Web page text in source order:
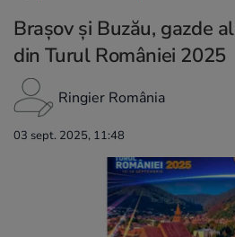
Brașov și Buzău, gazde
din Turul României 2025
Ringier România
03 sept. 2025, 11:48